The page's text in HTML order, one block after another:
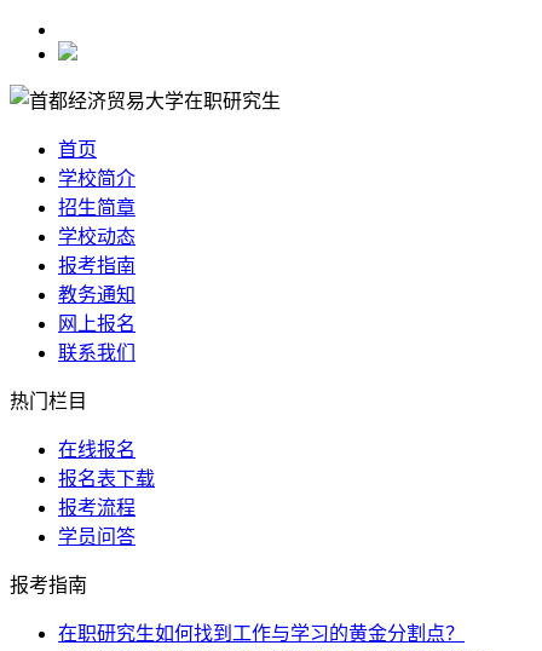
首页
学校简介
招生简章
学校动态
报考指南
教务通知
网上报名
联系我们
热门栏目
在线报名
报名表下载
报考流程
学员问答
报考指南
在职研究生如何找到工作与学习的黄金分割点？